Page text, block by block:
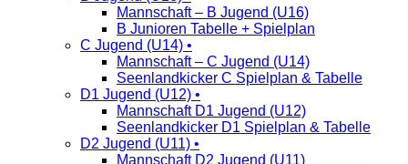
Mannschaft – B Jugend (U16)
B Junioren Tabelle + Spielplan
C Jugend (U14) •
Mannschaft – C Jugend (U14)
Seenlandkicker C Spielplan & Tabelle
D1 Jugend (U12) •
Mannschaft D1 Jugend (U12)
Seenlandkicker D1 Spielplan & Tabelle
D2 Jugend (U11) •
Mannschaft D2 Jugend (U11)